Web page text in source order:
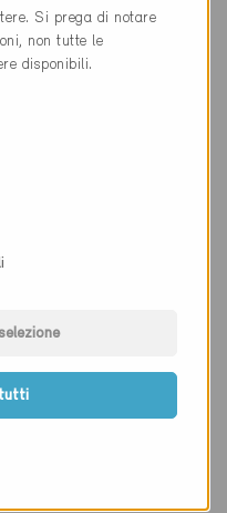
Si prega di notare
non tutte le
disponibili.
tutti